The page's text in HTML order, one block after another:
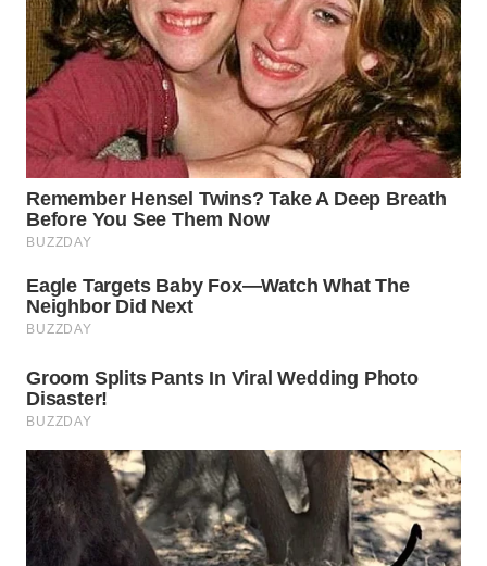
DEPOK
WN
TAPANULI
UTARA
SAMOSIR
WN
PADANG
LAWAS
SUMEDANG
CIANJUR
WN
KEPULAUAN
SERIBU